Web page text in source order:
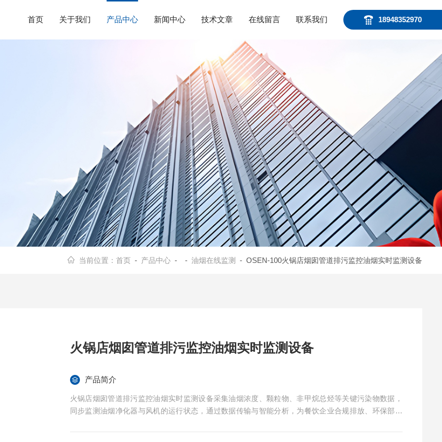
18948352970
首页 关于我们 产品中心 新闻中心 技术文章 在线留言 联系我们
当前位置： 首页 - 产品中心- - 油烟在线监测 - OSEN-100火锅店烟囱管道排污监控油烟实时监测设备
火锅店烟囱管道排污监控油烟实时监测设备
产品简介
火锅店烟囱管道排污监控油烟实时监测设备采集油烟浓度、颗粒物、非甲烷总烃等关键污染物数据，
同步监测油烟净化器与风机的运行状态，通过数据传输与智能分析，为餐饮企业合规排放、环保部门